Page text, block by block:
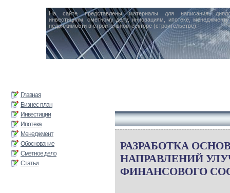
На сайте представлены материалы для написания
инвестициям, сметному делу, инновациям, ипотеке,
недвижимости в строительном секторе (строительстве).
Главная
Бизнес-план
Инвестиции
Ипотека
Менеджмент
Обоснование
Сметное дело
Статьи
РАЗРАБОТКА
НАПРАВЛЕНИЙ
ФИНАНСОВОГО